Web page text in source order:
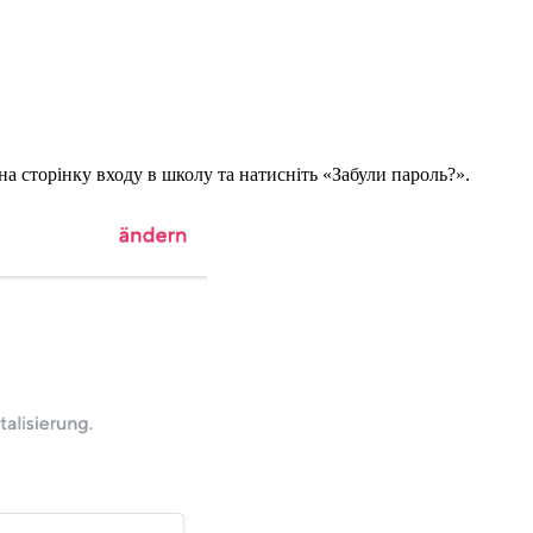
сторінку входу в школу та натисніть «Забули пароль?».